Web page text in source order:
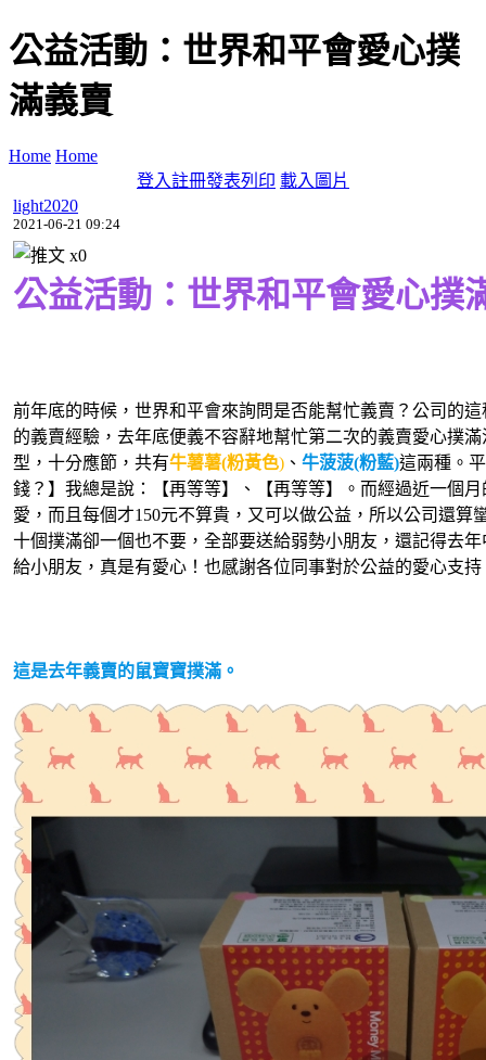
公益活動：世界和平會愛心撲
滿義賣
Home Home
登入註冊發表列印 載入圖片
light2020
2021-06-21 09:24
x0
公益活動：世界和平會愛心撲
前年底的時候，世界和平會來詢問是否能幫忙義賣？公司的
的義賣經驗，去年底便義不容辭地幫忙第二次的義賣愛心撲
型，十分應節，共有牛薯薯(粉黃色) 、 牛菠菠(粉藍)這兩種。
錢？】我總是說：【再等等】、【再等等】。而經過近一個
愛，而且每個才150元不算貴，又可以做公益，所以公司還算
十個撲滿卻一個也不要，全部要送給弱勢小朋友，還記得去
給小朋友，真是有愛心！也感謝各位同事對於公益的愛心支持
這是去年義賣的鼠寶寶撲滿。